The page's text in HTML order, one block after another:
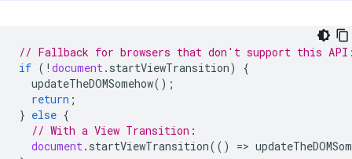
// Fallback for browsers that don't support this
if ( ! document. startViewTransition)
{
updateTheDOMSomehow();
return ;
} else {
// With a View Transition:
document. startViewTransition(() =>